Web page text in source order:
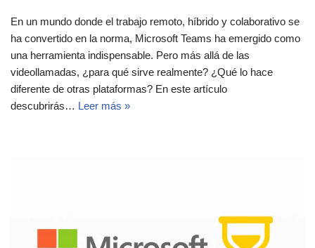
En un mundo donde el trabajo remoto, híbrido y colaborativo se
ha convertido en la norma, Microsoft Teams ha emergido como
una herramienta indispensable. Pero más allá de las
videollamadas, ¿para qué sirve realmente? ¿Qué lo hace
diferente de otras plataformas? En este artículo
descubrirás… Leer más »